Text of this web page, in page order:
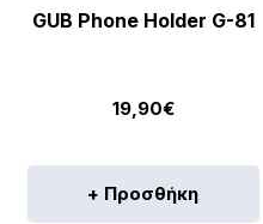
GUB Phone Holder G-81
19,90€
+ Προσθήκη